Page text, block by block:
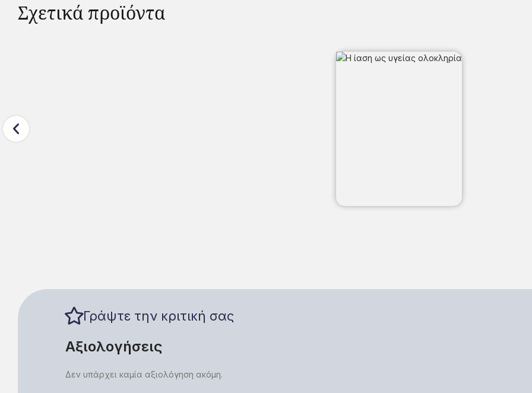
Σχετικά προϊόντα
Γράψτε την κριτική σας
Αξιολογήσεις
Δεν υπάρχει καμία αξιολόγηση ακόμη.